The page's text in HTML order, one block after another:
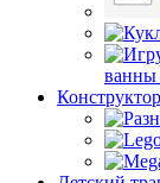
ванны